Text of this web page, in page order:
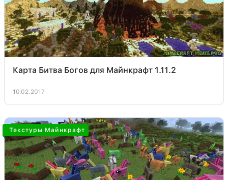
Карта Битва Богов для Майнкрафт 1.11.2
10.02.2017
Текстуры Майнкрафт